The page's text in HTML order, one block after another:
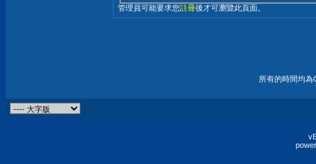
管理員可能要求您註冊後才可瀏覽此頁面。
所有的時間均為